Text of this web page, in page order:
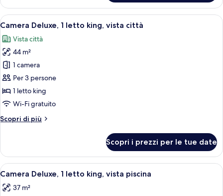
Deluxe,
terrazzo,
vista
Apri
tutte
le
foto
per
Camera
Deluxe,
1
king,
Una camera d'albergo moderna
7
Camera Deluxe, 1 letto king, vista città
Vista città
44 m²
1 camera
Per 3 persone
1 letto king
Wi-Fi gratuito
Scopri di più
Altri
Deluxe,
letto
vista
Scopri i prezzi per le tue date
Apri
tutte
le
Una moderna camera d'albergo con
6
Camera Deluxe, 1 letto king, vista piscina
37 m²